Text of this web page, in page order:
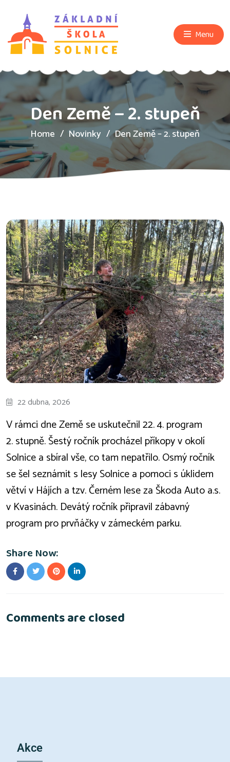
Menu
Den Země – 2. stupeň
Home Novinky Den Země – 2. stupeň
22 dubna, 2026
V rámci dne Země se uskutečnil 22. 4. program
2. stupně. Šestý ročník procházel příkopy v okolí
Solnice a sbíral vše, co tam nepatřilo. Osmý ročník
se šel seznámit s lesy Solnice a pomoci s úklidem
větví v Hájích a tzv. Černém lese za Škoda Auto a.s.
v Kvasinách. Devátý ročník připravil zábavný
program pro prvňáčky v zámeckém parku.
Share Now:
Comments are closed
Akce